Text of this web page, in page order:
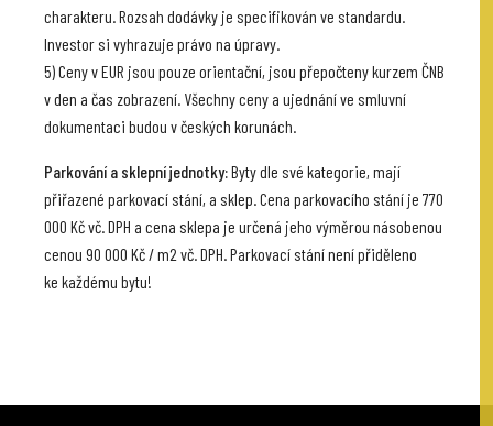
charakteru. Rozsah dodávky je specifikován ve standardu.
Investor si vyhrazuje právo na úpravy.
5) Ceny v EUR jsou pouze orientační, jsou přepočteny kurzem ČNB
v den a čas zobrazení. Všechny ceny a ujednání ve smluvní
dokumentaci budou v českých korunách.
Parkování a sklepní jednotky:Byty dle své kategorie, mají
přiřazené parkovací stání, a sklep. Cena parkovacího stání je 770
000 Kč vč. DPH a cena sklepa je určená jeho výměrou násobenou
cenou 90 000 Kč / m2 vč. DPH. Parkovací stání není přiděleno
ke každému bytu!